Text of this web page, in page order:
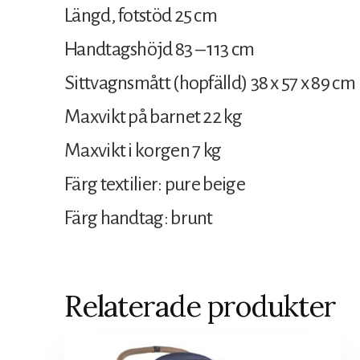
Längd, fotstöd 25 cm
Handtagshöjd 83 – 113 cm
Sittvagnsmått (hopfälld) 38 x 57 x 89 cm
Maxvikt på barnet 22 kg
Maxvikt i korgen 7 kg
Färg textilier: pure beige
Färg handtag: brunt
Relaterade produkter